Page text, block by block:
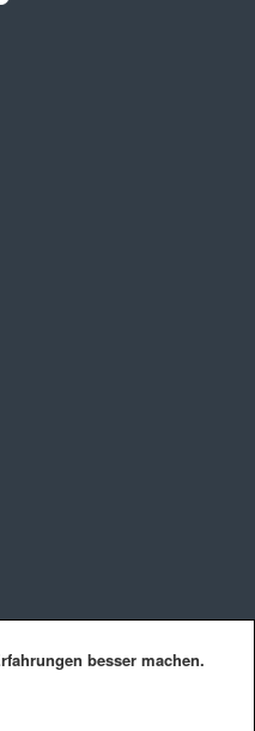
besser machen.